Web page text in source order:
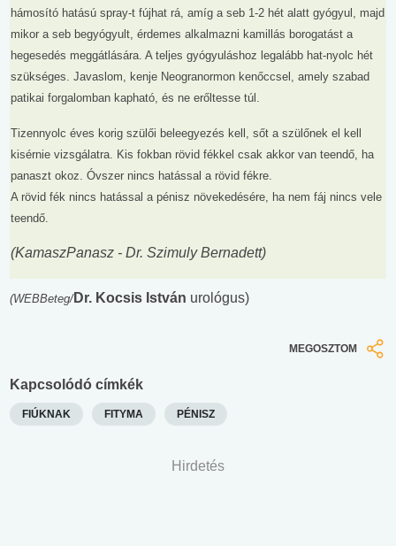
hámosító hatású spray-t fújhat rá, amíg a seb 1-2 hét alatt gyógyul, majd
mikor a seb begyógyult, érdemes alkalmazni kamillás borogatást a
hegesedés meggátlására. A teljes gyógyuláshoz legalább hat-nyolc hét
szükséges. Javaslom, kenje Neogranormon kenőccsel, amely szabad
patikai forgalomban kapható, és ne erőltesse túl.
Tizennyolc éves korig szülői beleegyezés kell, sőt a szülőnek el kell
kisérnie vizsgálatra. Kis fokban rövid fékkel csak akkor van teendő, ha
panaszt okoz. Óvszer nincs hatással a rövid fékre.
A rövid fék nincs hatással a pénisz növekedésére, ha nem fáj nincs vele
teendő.
(KamaszPanasz - Dr. Szimuly Bernadett)
(WEBBeteg/Dr. Kocsis István urológus)
MEGOSZTOM
Kapcsolódó címkék
FIÚKNAK FITYMA PÉNISZ
Hirdetés